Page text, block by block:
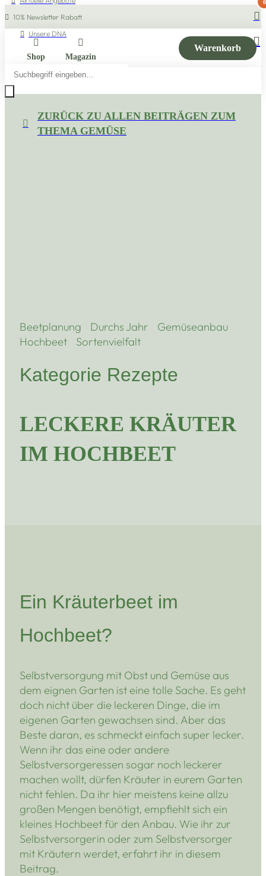
10% Newsletter Rabatt
Unsere DNA
Shop Magazin
Warenkorb
0
search
ZURÜCK ZU ALLEN BEITRÄGEN ZUM
THEMA GEMÜSE
Beetplanung Durchs Jahr
Gemüseanbau
Hochbeet
Sortenvielfalt
Kategorie Rezepte
LECKERE KRÄUTER
IM HOCHBEET
Ein Kräuterbeet im
Hochbeet?
Selbstversorgung mit Obst und Gemüse aus
dem eignen Garten ist eine tolle Sache. Es geht
doch nicht über die leckeren Dinge, die im
eigenen Garten gewachsen sind. Aber das
Beste daran, es schmeckt einfach super lecker.
Wenn ihr das eine oder andere
Selbstversorgeressen sogar noch leckerer
machen wollt, dürfen Kräuter in eurem Garten
nicht fehlen. Da ihr hier meistens keine allzu
großen Mengen benötigt, empfiehlt sich ein
kleines Hochbeet für den Anbau. Wie ihr zur
Selbstversorgerin oder zum Selbstversorger
mit Kräutern werdet, erfahrt ihr in diesem
Beitrag.